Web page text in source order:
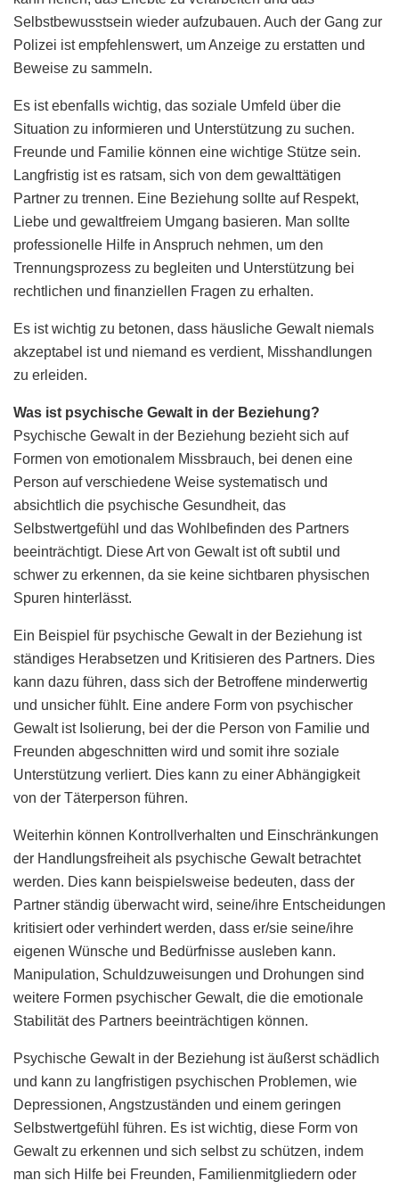
Selbstbewusstsein wieder aufzubauen. Auch der Gang zur
Polizei ist empfehlenswert, um Anzeige zu erstatten und
Beweise zu sammeln.
Es ist ebenfalls wichtig, das soziale Umfeld über die
Situation zu informieren und Unterstützung zu suchen.
Freunde und Familie können eine wichtige Stütze sein.
Langfristig ist es ratsam, sich von dem gewalttätigen
Partner zu trennen. Eine Beziehung sollte auf Respekt,
Liebe und gewaltfreiem Umgang basieren. Man sollte
professionelle Hilfe in Anspruch nehmen, um den
Trennungsprozess zu begleiten und Unterstützung bei
rechtlichen und finanziellen Fragen zu erhalten.
Es ist wichtig zu betonen, dass häusliche Gewalt niemals
akzeptabel ist und niemand es verdient, Misshandlungen
zu erleiden.
Was ist psychische Gewalt in der Beziehung?
Psychische Gewalt in der Beziehung bezieht sich auf
Formen von emotionalem Missbrauch, bei denen eine
Person auf verschiedene Weise systematisch und
absichtlich die psychische Gesundheit, das
Selbstwertgefühl und das Wohlbefinden des Partners
beeinträchtigt. Diese Art von Gewalt ist oft subtil und
schwer zu erkennen, da sie keine sichtbaren physischen
Spuren hinterlässt.
Ein Beispiel für psychische Gewalt in der Beziehung ist
ständiges Herabsetzen und Kritisieren des Partners. Dies
kann dazu führen, dass sich der Betroffene minderwertig
und unsicher fühlt. Eine andere Form von psychischer
Gewalt ist Isolierung, bei der die Person von Familie und
Freunden abgeschnitten wird und somit ihre soziale
Unterstützung verliert. Dies kann zu einer Abhängigkeit
von der Täterperson führen.
Weiterhin können Kontrollverhalten und Einschränkungen
der Handlungsfreiheit als psychische Gewalt betrachtet
werden. Dies kann beispielsweise bedeuten, dass der
Partner ständig überwacht wird, seine/ihre Entscheidungen
kritisiert oder verhindert werden, dass er/sie seine/ihre
eigenen Wünsche und Bedürfnisse ausleben kann.
Manipulation, Schuldzuweisungen und Drohungen sind
weitere Formen psychischer Gewalt, die die emotionale
Stabilität des Partners beeinträchtigen können.
Psychische Gewalt in der Beziehung ist äußerst schädlich
und kann zu langfristigen psychischen Problemen, wie
Depressionen, Angstzuständen und einem geringen
Selbstwertgefühl führen. Es ist wichtig, diese Form von
Gewalt zu erkennen und sich selbst zu schützen, indem
man sich Hilfe bei Freunden, Familienmitgliedern oder